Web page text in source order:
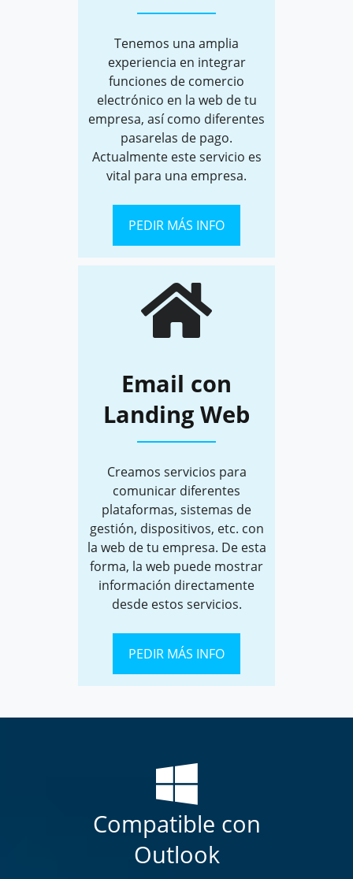
Tenemos una amplia
experiencia en integrar
funciones de comercio
electrónico en la web de tu
empresa, así como diferentes
pasarelas de pago.
Actualmente este servicio es
vital para una empresa.
PEDIR MÁS INFO
Email con
Landing Web
Creamos servicios para
comunicar diferentes
plataformas, sistemas de
gestión, dispositivos, etc. con
la web de tu empresa. De esta
forma, la web puede mostrar
información directamente
desde estos servicios.
PEDIR MÁS INFO
Compatible con
Outlook